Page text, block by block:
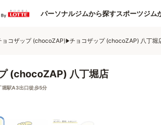
パーソナルジムから探すスポーツジム
ョコザップ (chocoZAP) チョコザップ (chocoZAP) 八丁堀
(chocoZAP) 八丁堀店
堀駅A3出口徒歩5分